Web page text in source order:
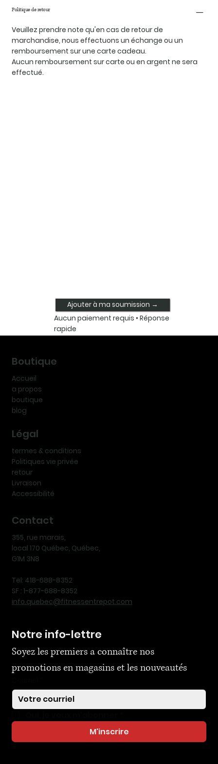
Politique de retour
Veuillez prendre note qu'en cas de retour de
marchandise, nous effectuons un échange ou un
remboursement sur une carte cadeau.
Aucun remboursement sur carte ou en argent ne sera
effectué.
Ajouter à ma soumission →
Aucun paiement requis • Réponse
rapide
Boutique
Accueil
a propos
boutique
blog
Légal
termes & conditions
Politiques vie privée
retour
Livraison
Accessibilité
Contact
355, rue marais,
local 170 Québec, Québec,
G1M 3N8
Tel: 418-688-8352
SF : 1-877-688-8352
info.quebec@fitnessentrepot.com
Notre info-lettre
Soyez les premiers a connaître nos
promotions en magasins et les nouveautés
M'inscrire